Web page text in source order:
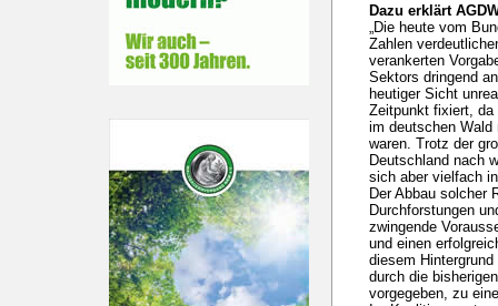
Dazu erklärt
„Die heute vom
Zahlen
verankerten
Sektors dringend
heutiger Sicht
Zeitpunkt fixiert, da
im deutschen
waren. Trotz der
Deutschland nach
sich aber vielfach
Der Abbau solcher
Durchforstungen
zwingende
und einen
diesem
durch die
vorgegeben, zu